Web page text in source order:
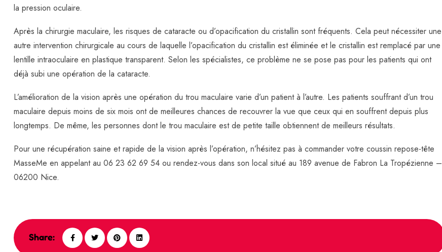
la pression oculaire.
Après la chirurgie maculaire, les risques de cataracte ou d’opacification du cristallin sont fréquents. Cela peut nécessiter une
autre intervention chirurgicale au cours de laquelle l’opacification du cristallin est éliminée et le cristallin est remplacé par une
lentille intraoculaire en plastique transparent. Selon les spécialistes, ce problème ne se pose pas pour les patients qui ont
déjà subi une opération de la cataracte.
L’amélioration de la vision après une opération du trou maculaire varie d’un patient à l’autre. Les patients souffrant d’un trou
maculaire depuis moins de six mois ont de meilleures chances de recouvrer la vue que ceux qui en souffrent depuis plus
longtemps. De même, les personnes dont le trou maculaire est de petite taille obtiennent de meilleurs résultats.
Pour une récupération saine et rapide de la vision après l’opération, n’hésitez pas à commander votre coussin repose-tête
MasseMe en appelant au 06 23 62 69 54 ou rendez-vous dans son local situé au 189 avenue de Fabron La Tropézienne –
06200 Nice.
Share: